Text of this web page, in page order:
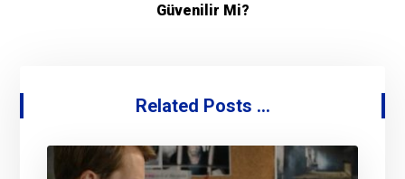
Güvenilir Mi?
Related Posts ...